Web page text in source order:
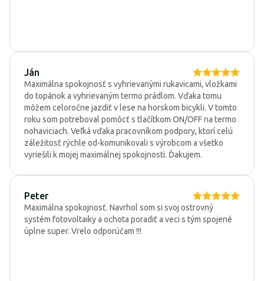
Ján
Maximálna spokojnosť s vyhrievanými rukavicami, vložkami
do topánok a vyhrievaným termo prádlom. Vďaka tomu
môžem celoročne jazdiť v lese na horskom bicykli. V tomto
roku som potreboval pomôcť s tlačítkom ON/OFF na termo
nohaviciach. Veľká vďaka pracovníkom podpory, ktorí celú
záležitosť rýchle od-komunikovali s výrobcom a všetko
vyriešili k mojej maximálnej spokojnosti. Ďakujem.
Peter
Maximálna spokojnosť. Navrhol som si svoj ostrovný
systém fotovoltaiky a ochota poradiť a veci s tým spojené
úplne super. Vrelo odporúčam !!!